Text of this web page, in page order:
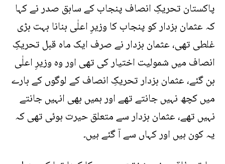
پاکستان تحریکِ انصاف پنجاب کے سابق صدر نے کہا
کہ عثمان بزدار کو پنجاب کا وزیرِ اعلٰی بنانا بہت بڑی
غلطی تھی، عثمان بزدار نے صرف ایک ماہ قبل تحریکِ
انصاف میں شمولیت اختیار کی تھی اور وہ وزیرِ اعلٰی
بن گئے، عثمان بزدار تحریکِ انصاف کے لوگوں کے بارے
میں کچھ نہیں جانتے تھے اور ہمیں بھی انہیں جانتے
نہیں تھے، عثمان بزدار سے متعلق حیرت ہوئی تھی کہ
یہ کون ہیں اور کہاں سے آ گئے ہیں۔